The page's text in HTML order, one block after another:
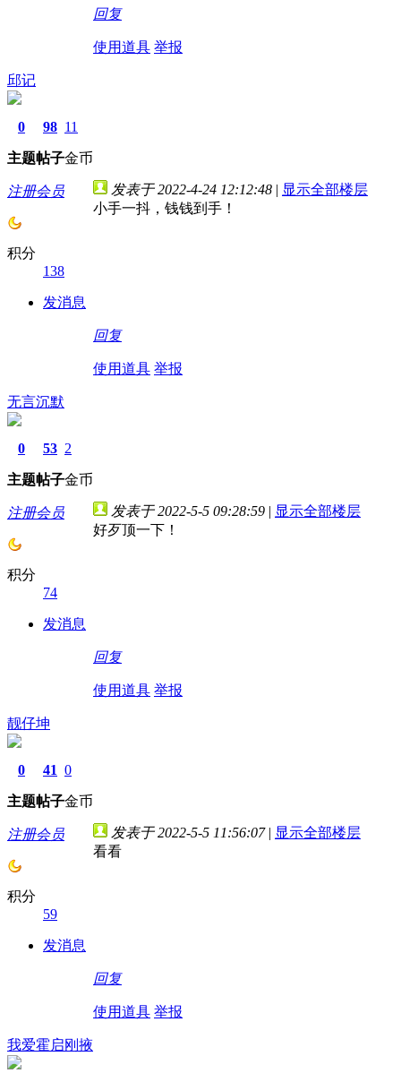
回复
使用道具 举报
邱记
0
主题
98
帖子
11
金币
注册会员
积分
138
发消息
发表于 2022-4-24 12:12:48 | 显示全部楼层
小手一抖，钱钱到手！
回复
使用道具 举报
无言沉默
0
主题
53
帖子
2
金币
注册会员
积分
74
发消息
发表于 2022-5-5 09:28:59 | 显示全部楼层
好歹顶一下！
回复
使用道具 举报
靓仔坤
0
主题
41
帖子
0
金币
注册会员
积分
59
发消息
发表于 2022-5-5 11:56:07 | 显示全部楼层
看看
回复
使用道具 举报
我爱霍启刚掖